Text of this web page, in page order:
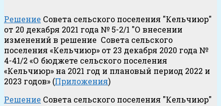
Решение Совета сельского поселения "Кельчиюр"
от 20 декабря 2021 года № 5-2/1 "О внесении
изменений в решение Совета сельского
поселения «Кельчиюр» от 23 декабря 2020 года №
4-41/2 «О бюджете сельского поселения
«Кельчиюр» на 2021 год и плановый период 2022 и
2023 годов» (Приложения)
Решение Совета сельского поселения "Кельчиюр"